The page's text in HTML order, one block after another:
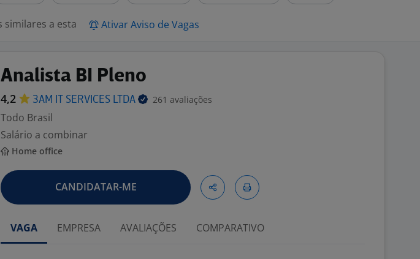
similares a esta Ativar Aviso de Vagas
Analista BI Pleno
4,2 3AM IT SERVICES LTDA 261 avaliações
Todo Brasil
Salário a combinar
Home office
CANDIDATAR-ME
VAGA EMPRESA AVALIAÇÕES COMPARATIVO